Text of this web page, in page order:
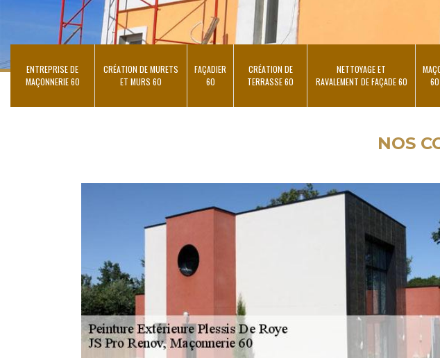
ENTREPRISE DE
MAÇONNERIE 60
CRÉATION DE MURETS
ET MURS 60
FAÇADIER
60
CRÉATION DE
TERRASSE 60
NETTOYAGE ET
RAVALEMENT DE FAÇADE 60
60
NOS